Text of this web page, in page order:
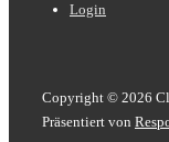
Login
Copyright © 2026
Präsentiert von